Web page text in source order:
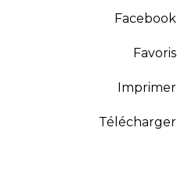
Facebook
Favoris
Imprimer
Télécharger